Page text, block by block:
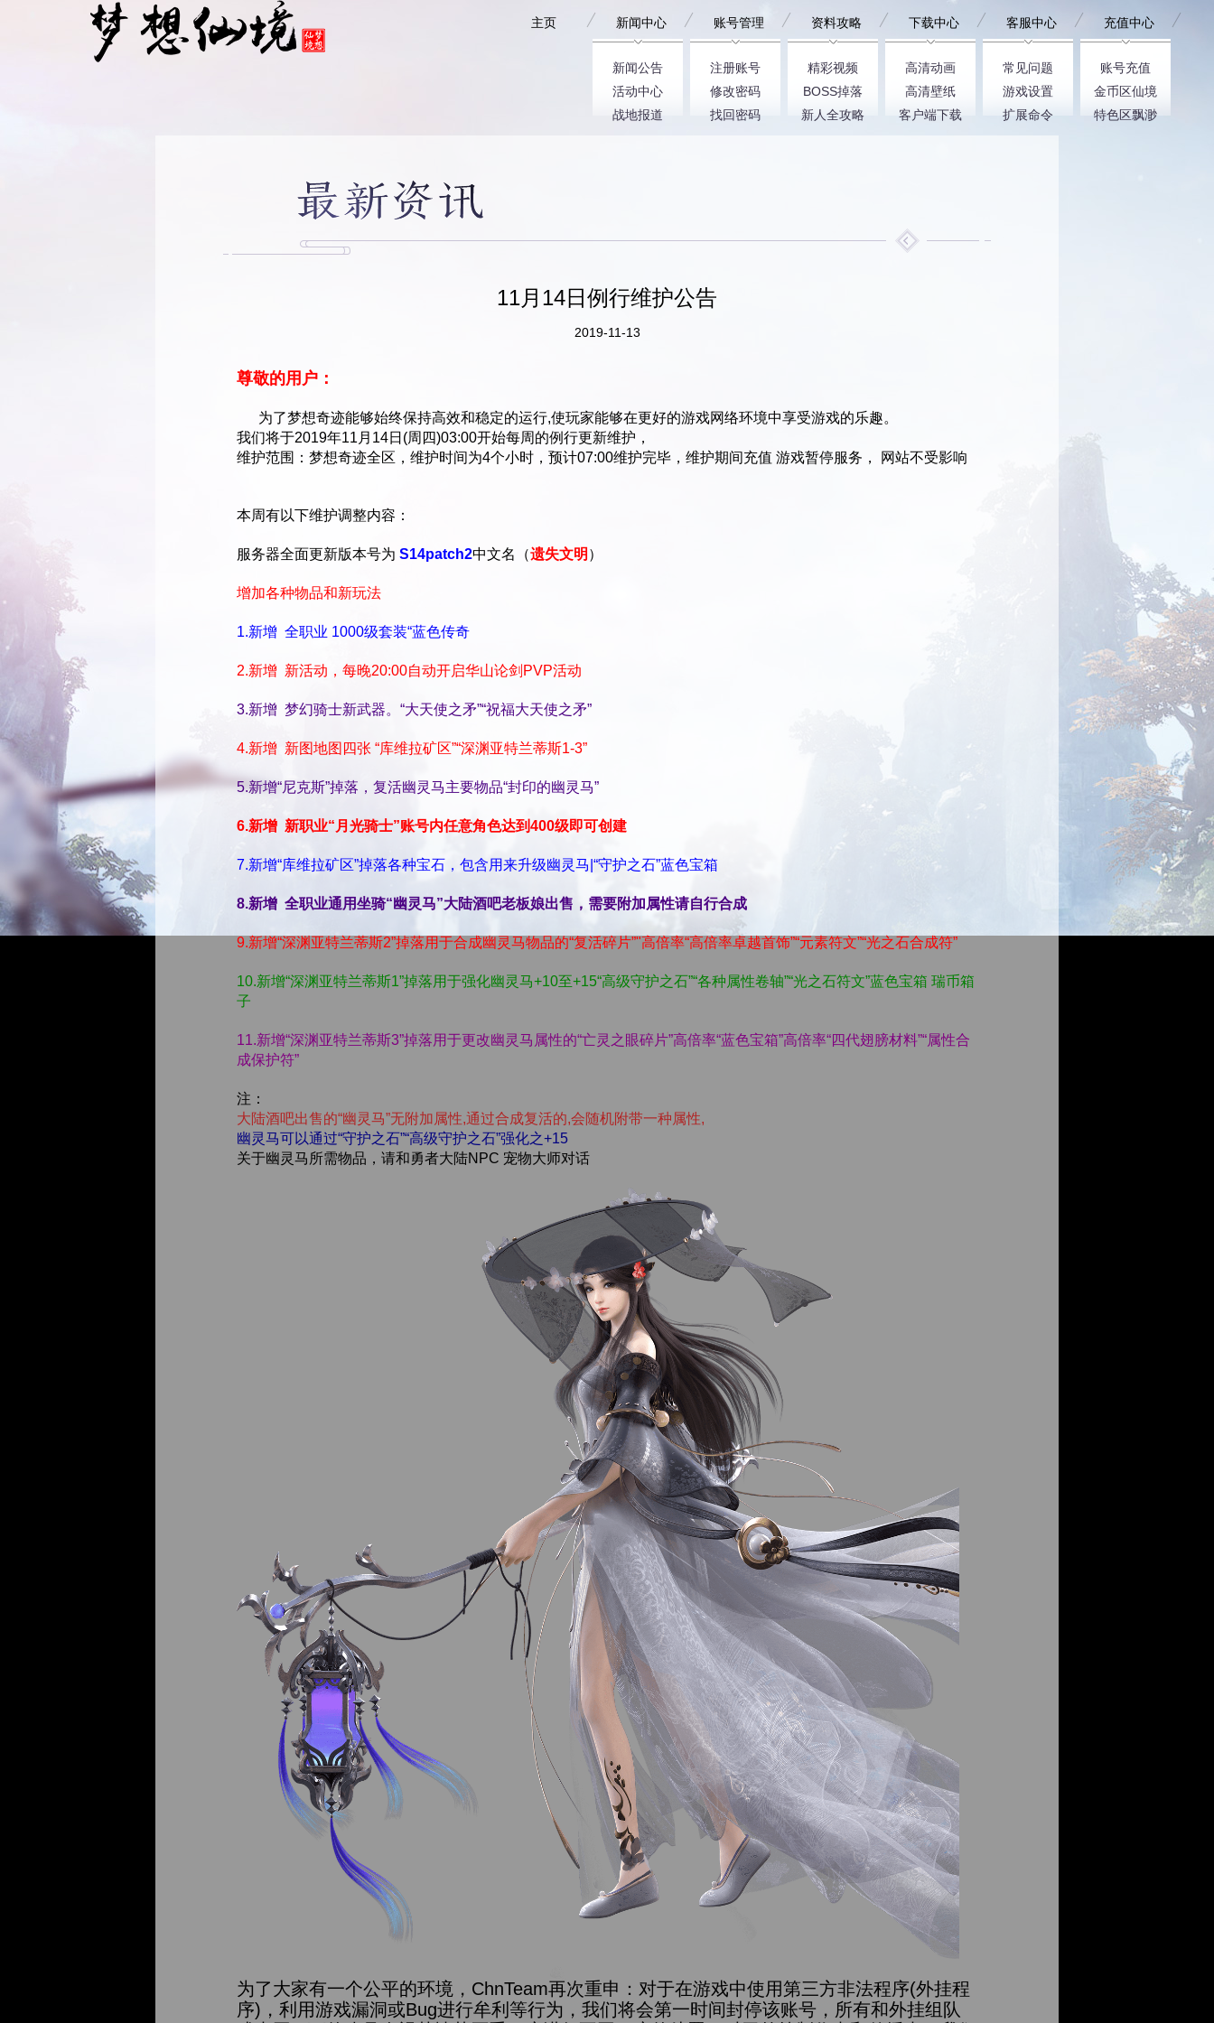
主页 新闻中心
新闻公告
活动中心
战地报道
账号管理
注册账号
修改密码
找回密码
资料攻略
精彩视频
BOSS掉落
新人全攻略
下载中心
高清动画
高清壁纸
客户端下载
客服中心
常见问题
游戏设置
扩展命令
充值中心
账号充值
金币区仙境
特色区飘渺
11月14日例行维护公告
2019-11-13
尊敬的用户：
为了梦想奇迹能够始终保持高效和稳定的运行,使玩家能够在更好的游戏网络环境中享受游戏的乐趣。
我们将于2019年11月14日(周四)03:00开始每周的例行更新维护，
维护范围：梦想奇迹全区，维护时间为4个小时，预计07:00维护完毕，维护期间充值 游戏暂停服务， 网站不受影响
本周有以下维护调整内容：
服务器全面更新版本号为 S14patch2中文名（遗失文明 ）
增加各种物品和新玩法
1.新增 全职业 1000级套装“蓝色传奇
2.新增 新活动，每晚20:00自动开启华山论剑PVP活动
3.新增 梦幻骑士新武器。“大天使之矛”“祝福大天使之矛”
4.新增 新图地图四张 “库维拉矿区”“深渊亚特兰蒂斯1-3”
5.新增“尼克斯”掉落，复活幽灵马主要物品“封印的幽灵马”
6.新增 新职业“月光骑士”账号内任意角色达到400级即可创建
7.新增“库维拉矿区”掉落各种宝石，包含用来升级幽灵马|“守护之石”蓝色宝箱
8.新增 全职业通用坐骑“幽灵马”大陆酒吧老板娘出售，需要附加属性请自行合成
9.新增“深渊亚特兰蒂斯2”掉落用于合成幽灵马物品的“复活碎片”"高倍率“高倍率卓越首饰”“元素符文”“光之石合成符”
10.新增“深渊亚特兰蒂斯1”掉落用于强化幽灵马+10至+15“高级守护之石”“各种属性卷轴”“光之石符文”蓝色宝箱 瑞币箱
子
11.新增“深渊亚特兰蒂斯3”掉落用于更改幽灵马属性的“亡灵之眼碎片”高倍率“蓝色宝箱”高倍率“四代翅膀材料”“属性合
成保护符”
注：
大陆酒吧出售的“幽灵马”无附加属性,通过合成复活的,会随机附带一种属性,
幽灵马可以通过“守护之石”“高级守护之石”强化之+15
关于幽灵马所需物品，请和勇者大陆NPC 宠物大师对话
为了大家有一个公平的环境，ChnTeam再次重申：对于在游戏中使用第三方非法程序(外挂程
序)，利用游戏漏洞或Bug进行牟利等行为，我们将会第一时间封停该账号，所有和外挂组队